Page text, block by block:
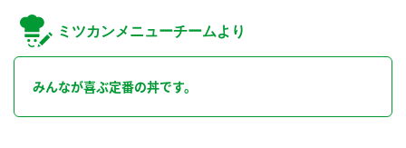
ミツカンメニューチームより
みんなが喜ぶ定番の丼です。